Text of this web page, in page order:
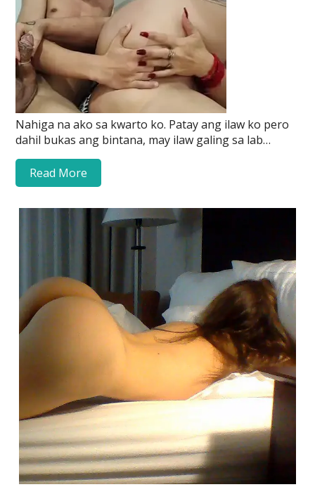
Nahiga na ako sa kwarto ko. Patay ang ilaw ko pero
dahil bukas ang bintana, may ilaw galing sa lab…
Read More